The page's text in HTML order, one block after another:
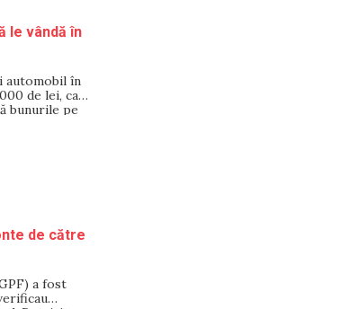
le vândă în
automobil în
de lei, care
bunurile pe
de către
a fost